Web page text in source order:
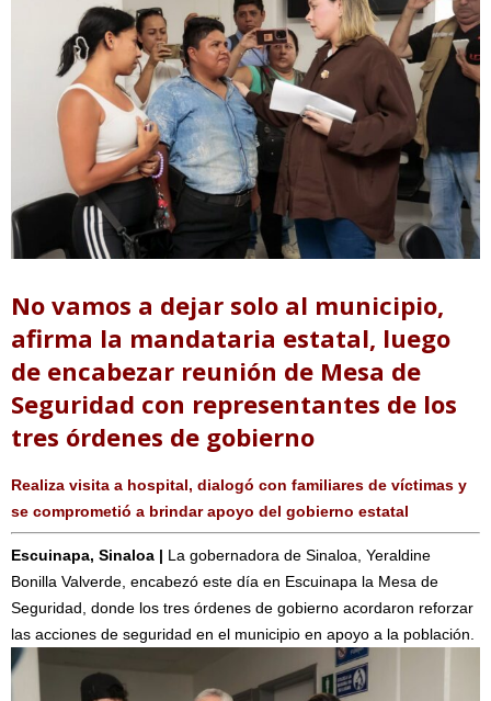
No vamos a dejar solo al municipio,
afirma la mandataria estatal, luego
de encabezar reunión de Mesa de
Seguridad con representantes de los
tres órdenes de gobierno
Realiza visita a hospital, dialogó con familiares de víctimas y
se comprometió a brindar apoyo del gobierno estatal
Escuinapa, Sinaloa | La gobernadora de Sinaloa, Yeraldine
Bonilla Valverde, encabezó este día en Escuinapa la Mesa de
Seguridad, donde los tres órdenes de gobierno acordaron reforzar
las acciones de seguridad en el municipio en apoyo a la población.